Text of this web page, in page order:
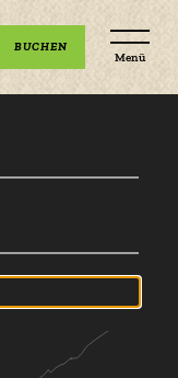
BUCHEN
Menü
Veranstaltungen